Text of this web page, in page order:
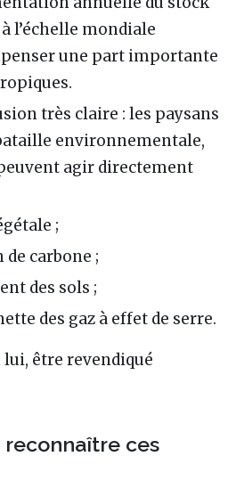
l’échelle mondiale
une part importante
très claire : les paysans
environnementale,
agir directement
;
carbone ;
des sols ;
des gaz à effet de serre.
être revendiqué
ces